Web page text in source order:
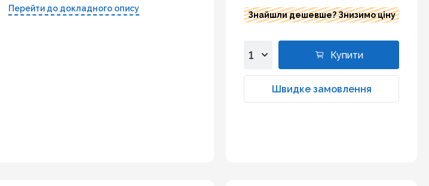
Перейти до докладного опису
Знайшли дешевше? Знизимо ціну
3
Купити
Швидке замовлення